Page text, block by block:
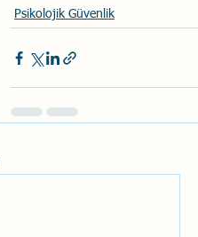
Psikolojik Güvenlik